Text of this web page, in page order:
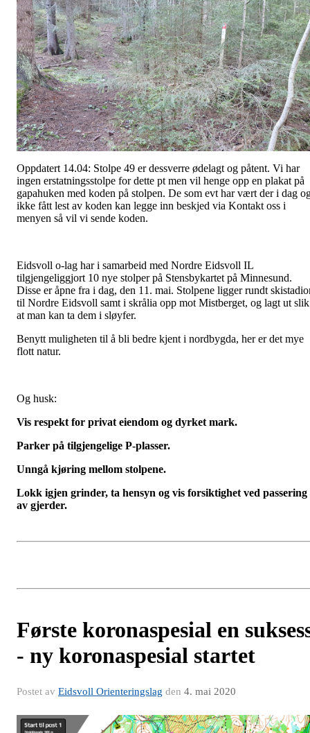
Oppdatert 14.04: Stolpe 49 er dessverre ødelagt og påtent. Vi har
ingen erstatningsstolpe for dette pt men vil henge opp en plakat på
gapahuken med koden på stolpen. De som evt har vært der i dag
ikke fått lest av koden kan legge inn beskjed via Kontakt oss i
menyen så vil vi sende koden.
Eidsvoll o-lag har i samarbeid med Nordre Eidsvoll IL
tilgjengeliggjort 10 nye stolper på Stensbykartet på Minnesund.
Disse er åpne fra i dag, den 11. mai. Stolpene ligger rundt
til Nordre Eidsvoll samt i skrålia opp mot Mistberget, og lagt ut slik
at man kan ta dem i sløyfer.
Benytt muligheten til å bli bedre kjent i nordbygda, her er det mye
flott natur.
Og husk:
Vis respekt for privat eiendom og dyrket mark.
Parker på tilgjengelige P-plasser.
Unngå kjøring mellom stolpene.
Lokk igjen grinder, ta hensyn og vis forsiktighet ved passering
av gjerder.
Første koronaspesial en
- ny koronaspesial startet
Postet av Eidsvoll Orienteringslag den 4. mai 2020